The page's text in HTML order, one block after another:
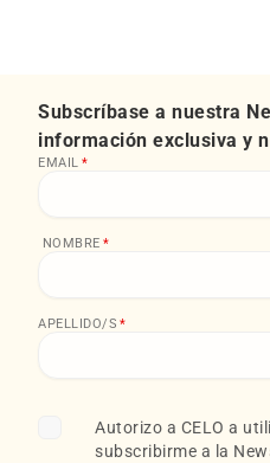
Subscríbase a nuestra
información exclusiva y
EMAIL *
NOMBRE *
APELLIDO/S *
Autorizo a CELO a
subscribirme a la